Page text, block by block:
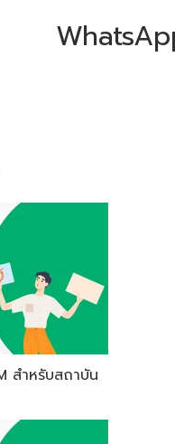
สำหรับสถาบัน